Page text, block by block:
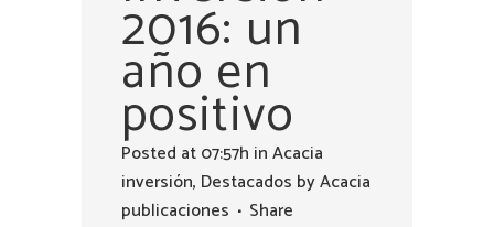
2016: un
año en
positivo
Posted at 07:57h inAcacia
inversión, Destacados byAcacia
publicaciones
Share